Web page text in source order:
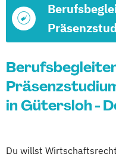
in Gütersloh -
Du willst